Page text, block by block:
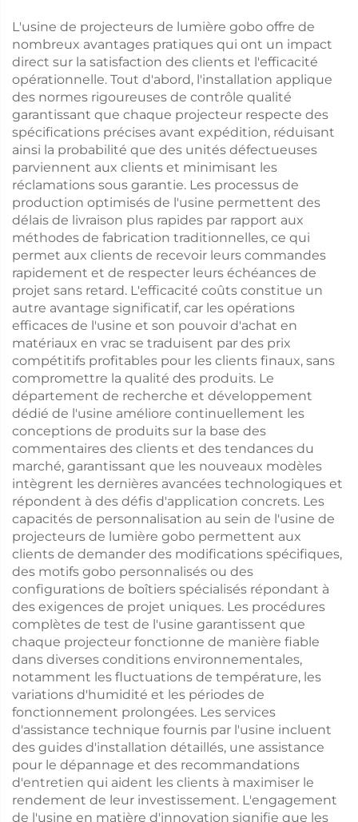
usine
L'usine de projecteurs de lumière gobo offre de
nombreux avantages pratiques qui ont un impact
direct sur la satisfaction des clients et l'efficacité
opérationnelle. Tout d'abord, l'installation applique
des normes rigoureuses de contrôle qualité
garantissant que chaque projecteur respecte des
spécifications précises avant expédition, réduisant
ainsi la probabilité que des unités défectueuses
parviennent aux clients et minimisant les
réclamations sous garantie. Les processus de
production optimisés de l'usine permettent des
délais de livraison plus rapides par rapport aux
méthodes de fabrication traditionnelles, ce qui
permet aux clients de recevoir leurs commandes
rapidement et de respecter leurs échéances de
projet sans retard. L'efficacité coûts constitue un
autre avantage significatif, car les opérations
efficaces de l'usine et son pouvoir d'achat en
matériaux en vrac se traduisent par des prix
compétitifs profitables pour les clients finaux, sans
compromettre la qualité des produits. Le
département de recherche et développement
dédié de l'usine améliore continuellement les
conceptions de produits sur la base des
commentaires des clients et des tendances du
marché, garantissant que les nouveaux modèles
intègrent les dernières avancées technologiques et
répondent à des défis d'application concrets. Les
capacités de personnalisation au sein de l'usine de
projecteurs de lumière gobo permettent aux
clients de demander des modifications spécifiques,
des motifs gobo personnalisés ou des
configurations de boîtiers spécialisés répondant à
des exigences de projet uniques. Les procédures
complètes de test de l'usine garantissent que
chaque projecteur fonctionne de manière fiable
dans diverses conditions environnementales,
notamment les fluctuations de température, les
variations d'humidité et les périodes de
fonctionnement prolongées. Les services
d'assistance technique fournis par l'usine incluent
des guides d'installation détaillés, une assistance
pour le dépannage et des recommandations
d'entretien qui aident les clients à maximiser le
rendement de leur investissement. L'engagement
de l'usine en matière d'innovation signifie que les